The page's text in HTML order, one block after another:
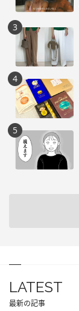
LATEST
最新の記事